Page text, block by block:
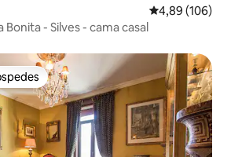
4,89 de uma
4,89 (106)
Bonita - Silves - cama casal
dos hóspedes